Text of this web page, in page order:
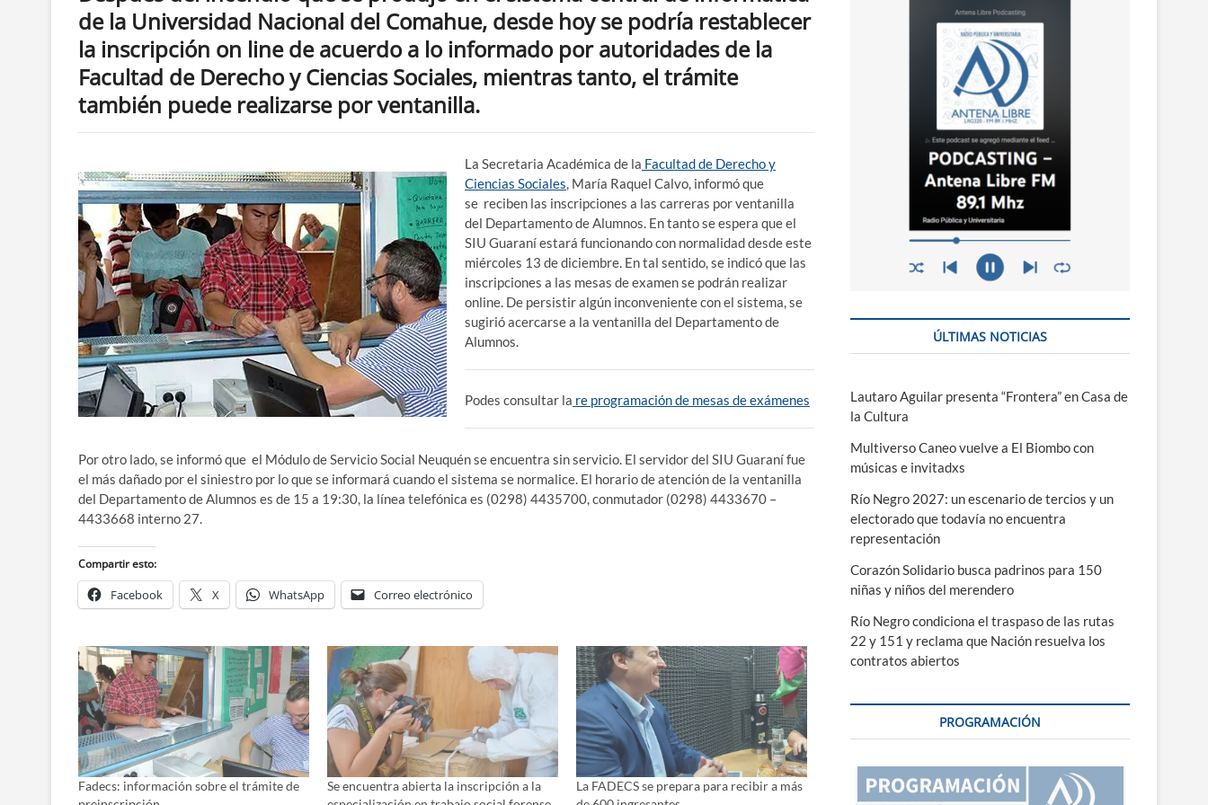
de la Universidad Nacional del Comahue, desde hoy se podría restablecer
la inscripción on line de acuerdo a lo informado por autoridades de la
Facultad de Derecho y Ciencias Sociales, mientras tanto, el trámite
también puede realizarse por ventanilla.
La Secretaria Académica de la Facultad de Derecho y
Ciencias Sociales , María Raquel Calvo, informó que
se reciben las inscripciones a las carreras por ventanilla
del Departamento de Alumnos. En tanto se espera que el
SIU Guaraní estará funcionando con normalidad desde este
miércoles 13 de diciembre. En tal sentido, se indicó que las
inscripciones a las mesas de examen se podrán realizar
online. De persistir algún inconveniente con el sistema, se
sugirió acercarse a la ventanilla del Departamento de
Alumnos.
Podes consultar la re programación de mesas de exámenes
Por otro lado, se informó que el Módulo de Servicio Social Neuquén se encuentra sin servicio. El servidor del SIU Guaraní fue
el más dañado por el siniestro por lo que se informará cuando el sistema se normalice. El horario de atención de la ventanilla
del Departamento de Alumnos es de 15 a 19:30, la línea telefónica es (0298) 4435700, conmutador (0298) 4433670 –
4433668 interno 27.
Compartir esto:
Facebook X WhatsApp Correo electrónico
Fadecs: información sobre el trámite de
Se encuentra abierta la inscripción a la
La FADECS se prepara para recibir a más
ÚLTIMAS NOTICIAS
Lautaro Aguilar presenta “Frontera” en Casa de
la Cultura
Multiverso Caneo vuelve a El Biombo con
músicas e invitadxs
Río Negro 2027: un escenario de tercios y un
electorado que todavía no encuentra
representación
Corazón Solidario busca padrinos para 150
niñas y niños del merendero
Río Negro condiciona el traspaso de las rutas
22 y 151 y reclama que Nación resuelva los
contratos abiertos
PROGRAMACIÓN